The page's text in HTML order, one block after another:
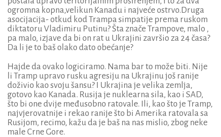
ogromna kopna,velikun Kanadu i najveće ostrvo.Druga
asocijacija- otkud kod Trampa simpatije prema ruskom
diktatoru Vladimiru Putinu? Šta znače Trampove, malo ,
pa malo, izjave da bi on rat u Ukrajini završio za 24 časa?
Da li je to baš olako dato obećanje?
Hajde da ovako logiciramo. Nama bar to može biti. Nije
li Tramp upravo rusku agresiju na Ukrajinu još ranije
doživio kao svoju šansu? I Ukrajina je velika zemlja,
gotovo kao Kanada. Rusija je nuklearna sila, kao i SAD,
što bi one dvije međusobno ratovale. Ili, kao što je Tramp,
najvjerovatnije i rekao ranije što bi Amerika ratovala sa
Rusijom, recimo, kažu da je baš na nas mislio, zbog neke
male Crne Gore.